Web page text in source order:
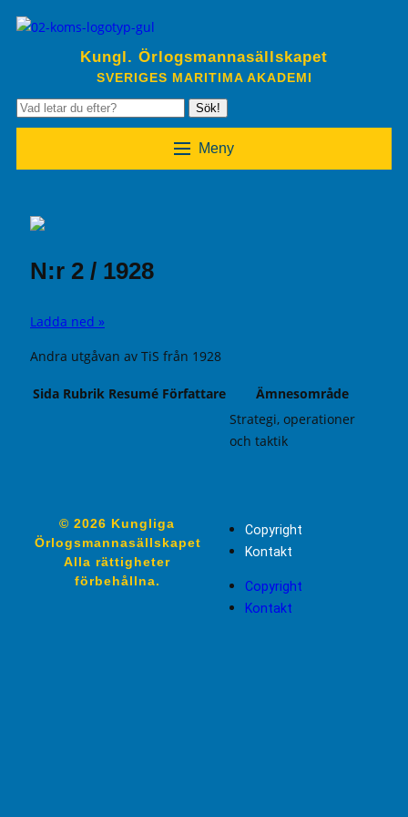
Kungl. Örlogsmannasällskapet
SVERIGES MARITIMA AKADEMI
Sök!
Meny
N:r 2 / 1928
Ladda ned »
Andra utgåvan av TiS från 1928
Sida Rubrik Resumé Författare
Ämnesområde
Strategi, operationer
och taktik
© 2026 Kungliga
Örlogsmannasällskapet
Alla rättigheter
förbehållna.
Copyright
Kontakt
Copyright
Kontakt